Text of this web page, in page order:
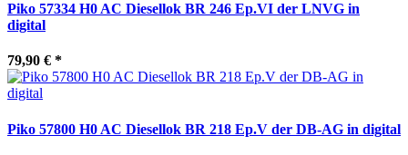
Piko 57334 H0 AC Diesellok BR 246 Ep.VI der LNVG in
digital
79,90 € *
Piko 57800 H0 AC Diesellok BR 218 Ep.V der DB-AG in digital